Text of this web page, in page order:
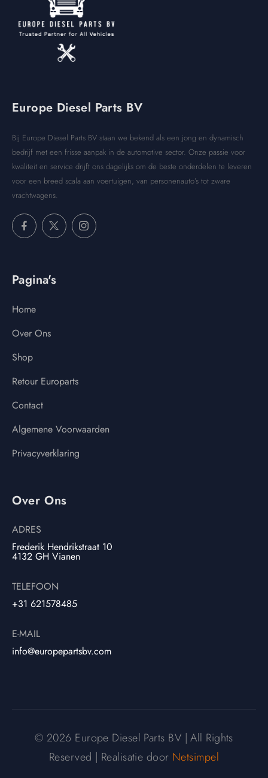
Europe Diesel Parts BV
Bij Europe Diesel Parts BV staan we bekend als een jong en dynamisch
bedrijf met een frisse aanpak in de automotive sector. Onze passie voor
kwaliteit en service drijft ons dagelijks om de beste onderdelen te leveren
voor een breed scala aan voertuigen, van personenauto’s tot zware
vrachtwagens.
Pagina's
Home
Over Ons
Shop
Retour Europarts
Contact
Algemene Voorwaarden
Privacyverklaring
Over Ons
ADRES
Frederik Hendrikstraat 10
4132 GH Vianen
TELEFOON
+31 621578485
E-MAIL
info@europepartsbv.com
© 2026 Europe Diesel Parts BV | All Rights
Reserved | Realisatie door Netsimpel